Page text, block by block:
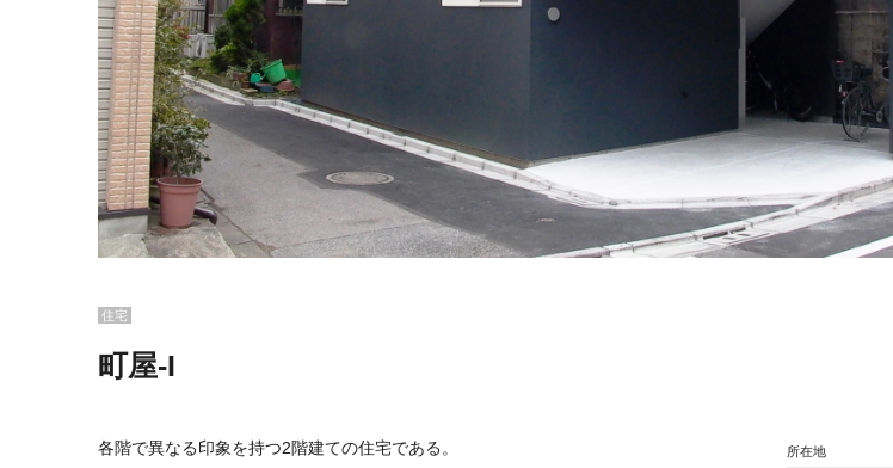
住宅
町屋-I
各階で異なる印象を持つ2階建ての住宅である。 所在地